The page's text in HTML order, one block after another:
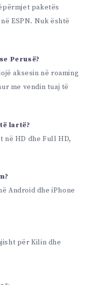
paketës
ESPN. Nuk është
Perusë?
aksesin në roaming
me vendin tuaj të
lartë?
në HD dhe Full HD,
Android dhe iPhone
për Kilin dhe